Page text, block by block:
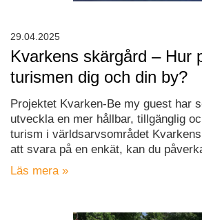
Kvarkens skärgård – Hur
turismen dig och din by?
Projektet Kvarken-Be my guest har
utveckla en mer hållbar, tillgänglig
turism i världsarvsområdet
att svara på en enkät, kan du
Läs mera »
29.04.2025